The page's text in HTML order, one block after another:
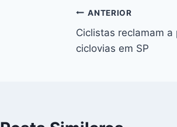
Navegação
de
ANTERIOR
Ciclistas reclamam
ciclovias em SP